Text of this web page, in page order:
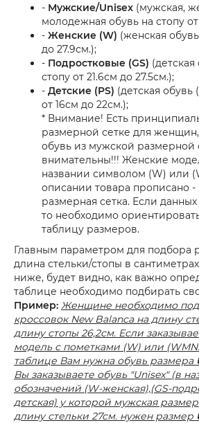
- Мужские/Unisex (мужская,
молодежная обувь на стопу
- Женские (W) (женская
до 27.9см.);
- Подростковые (GS) (детская
стопу от 21.6см до 27.5см.);
- Детские (PS) (детская обувь
от 16см до 22см.);
* Внимание! Есть
размерной сетке для женщин,
обувь из мужской размерной
внимательны!!! Женские
названии символом (W) или
описании товара прописано -
размерная сетка. Если
то необходимо
таблицу размеров.
Главным параметром для подбора
длина стельки/стопы в
ниже, будет видно, как важно
таблице необходимо подбирать
Пример: Женщине необходимо
кроссовок New Balanca на длину
длину стопы 26,2см. Если
модель с пометками (W) или
таблице Вам нужна обувь размера
Вы заказываете обувь "Unisex" (в
обозначений (W-женская),(GS-
детская) у которой мужская
длину стельки 27см. нужен размер